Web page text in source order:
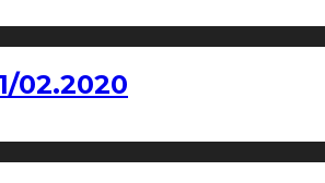
02.2020